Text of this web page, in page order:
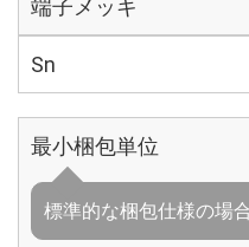
端子メッキ
Sn
最小梱包単位
標準的な梱包仕様の場